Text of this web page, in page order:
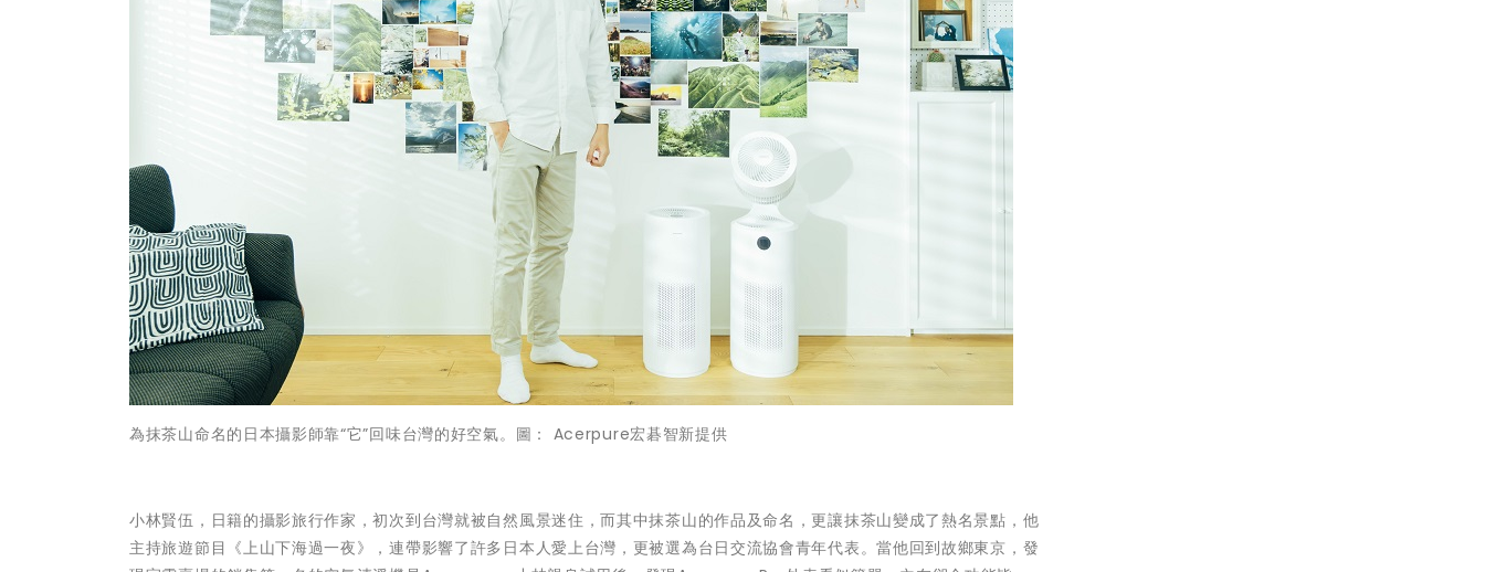
為抹茶山命名的日本攝影師靠“它”回味台灣的好空氣。圖： Acerpure宏碁智新提供
小林賢伍，日籍的攝影旅行作家，初次到台灣就被自然風景迷住，而其中抹茶山的作品及命名，更讓抹茶山變成了熱名景點，他
主持旅遊節目《上山下海過一夜》，連帶影響了許多日本人愛上台灣，更被選為台日交流協會青年代表。當他回到故鄉東京，發